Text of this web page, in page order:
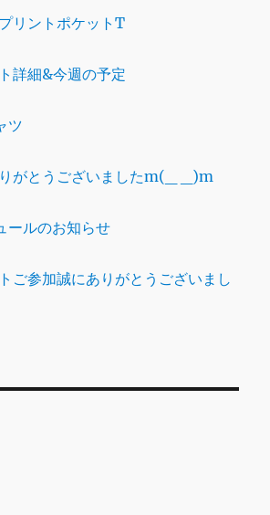
リントポケットT
詳細&今週の予定
ツ
がとうございましたm(_ _)m
ールのお知らせ
ご参加誠にありがとうございまし